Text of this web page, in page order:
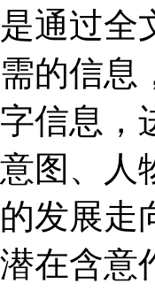
是通过全
需的信息
字信息，
意图、人
的发展走
潜在含意